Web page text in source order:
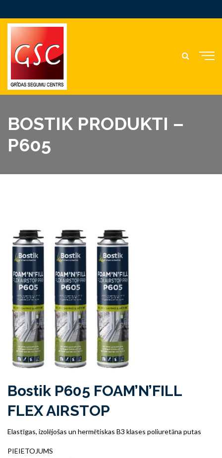
BOSTIK PRODUKTI –
P605
Bostik P605 FOAM’N’FILL
FLEX AIRSTOP
Elastīgas, izolējošas un hermētiskas B3 klases poliuretāna putas
PIEIETOJUMS